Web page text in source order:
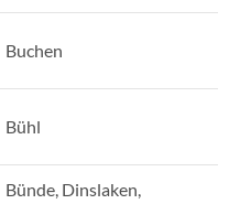
Buchen
Bühl
Bünde, Dinslaken,